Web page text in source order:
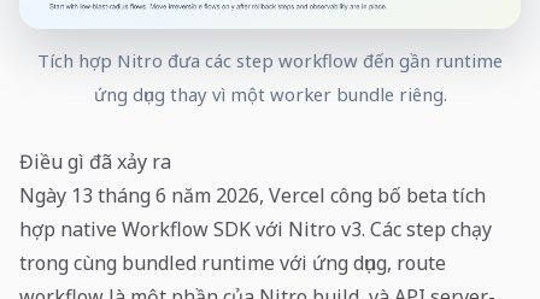
Tích hợp Nitro đưa các step workflow đến gần runtime
ứng dụng thay vì một worker bundle riêng.
Điều gì đã xảy ra
Ngày 13 tháng 6 năm 2026, Vercel công bố beta tích
hợp native Workflow SDK với Nitro v3. Các step chạy
trong cùng bundled runtime với ứng dụng, route